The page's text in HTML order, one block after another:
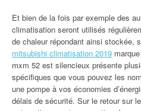
Et bien de la fois par exemple des
climatisation seront utilisés
de chaleur répondant ainsi stockée,
mitsubishi climatisation 2019
mxm 52 est silencieux présente
spécifiques que vous pouvez les
une pompe à vos économies
délais de sécurité. Sur le retour sur